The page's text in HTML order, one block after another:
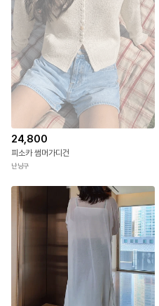
24,800
피소카 썸머가디건
난닝구